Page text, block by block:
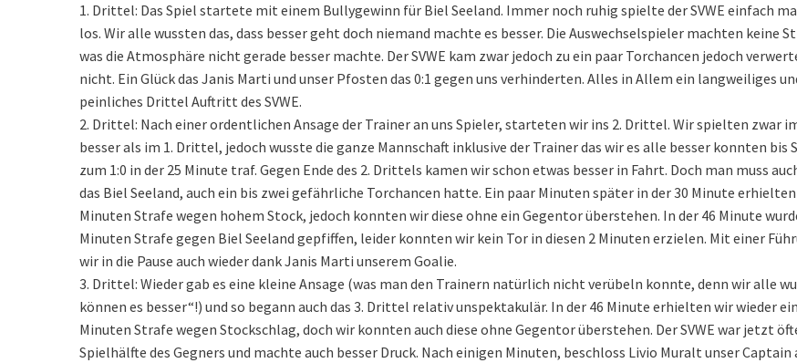
1. Drittel: Das Spiel startete mit einem Bullygewinn für Biel Seeland. Immer noch ruhig spielte der SVWE einfach
los. Wir alle wussten das, dass besser geht doch niemand machte es besser. Die Auswechselspieler machten keine
was die Atmosphäre nicht gerade besser machte. Der SVWE kam zwar jedoch zu ein paar Torchancen jedoch
nicht. Ein Glück das Janis Marti und unser Pfosten das 0:1 gegen uns verhinderten. Alles in Allem ein langweiliges
peinliches Drittel Auftritt des SVWE.
2. Drittel: Nach einer ordentlichen Ansage der Trainer an uns Spieler, starteten wir ins 2. Drittel. Wir spielten zwar
besser als im 1. Drittel, jedoch wusste die ganze Mannschaft inklusive der Trainer das wir es alle besser konnten bis
zum 1:0 in der 25 Minute traf. Gegen Ende des 2. Drittels kamen wir schon etwas besser in Fahrt. Doch man muss
das Biel Seeland, auch ein bis zwei gefährliche Torchancen hatte. Ein paar Minuten später in der 30 Minute
Minuten Strafe wegen hohem Stock, jedoch konnten wir diese ohne ein Gegentor überstehen. In der 46 Minute
Minuten Strafe gegen Biel Seeland gepfiffen, leider konnten wir kein Tor in diesen 2 Minuten erzielen. Mit einer
wir in die Pause auch wieder dank Janis Marti unserem Goalie.
3. Drittel: Wieder gab es eine kleine Ansage (was man den Trainern natürlich nicht verübeln konnte, denn wir alle
können es besser“!) und so begann auch das 3. Drittel relativ unspektakulär. In der 46 Minute erhielten wir wieder
Minuten Strafe wegen Stockschlag, doch wir konnten auch diese ohne Gegentor überstehen. Der SVWE war jetzt
Spielhälfte des Gegners und machte auch besser Druck. Nach einigen Minuten, beschloss Livio Muralt unser Captain